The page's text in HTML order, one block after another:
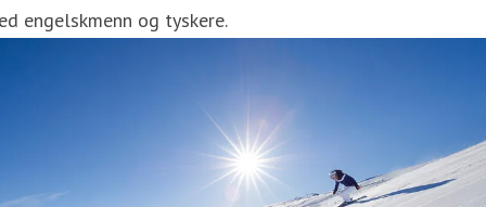
engelskmenn og tyskere.